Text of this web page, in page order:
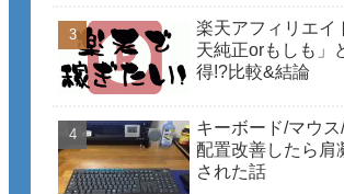
楽天アフィリエイ
天純正orもしも」
得!?比較&結論
キーボード/マウ
配置改善したら肩
された話